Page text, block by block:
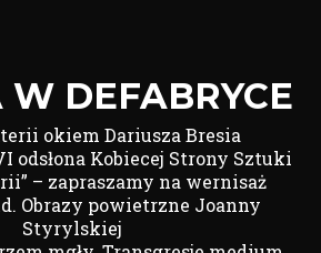
W DEFABRYCE
okiem Dariusza Bresia
odsłona Kobiecej Strony Sztuki
– zapraszamy na wernisaż
Obrazy powietrzne Joanny
Styrylskiej